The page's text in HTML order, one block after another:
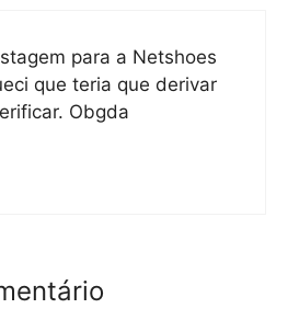
para a Netshoes
que teria que derivar
Obgda